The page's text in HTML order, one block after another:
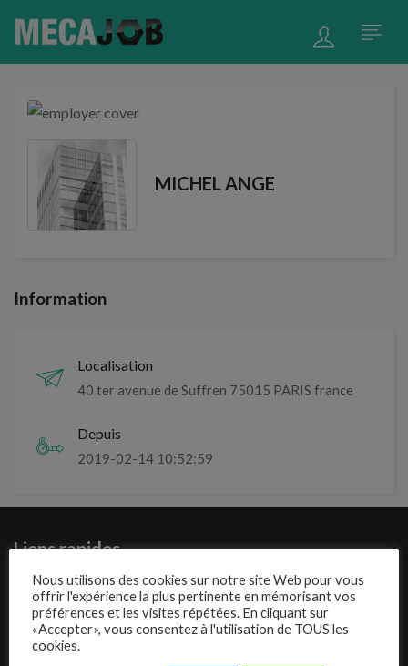
MICHEL ANGE
Information
Localisation
40 ter avenue de Suffren 75015 PARIS france
Depuis
2019-02-14 10:52:59
Liens rapides
Présentation de Mecajob
Publier une annonce
Offres d’emploi
Nous utilisons des cookies sur notre site Web pour vous
offrir l'expérience la plus pertinente en mémorisant vos
préférences et les visites répétées. En cliquant sur
«Accepter», vous consentez à l'utilisation de TOUS les
cookies.